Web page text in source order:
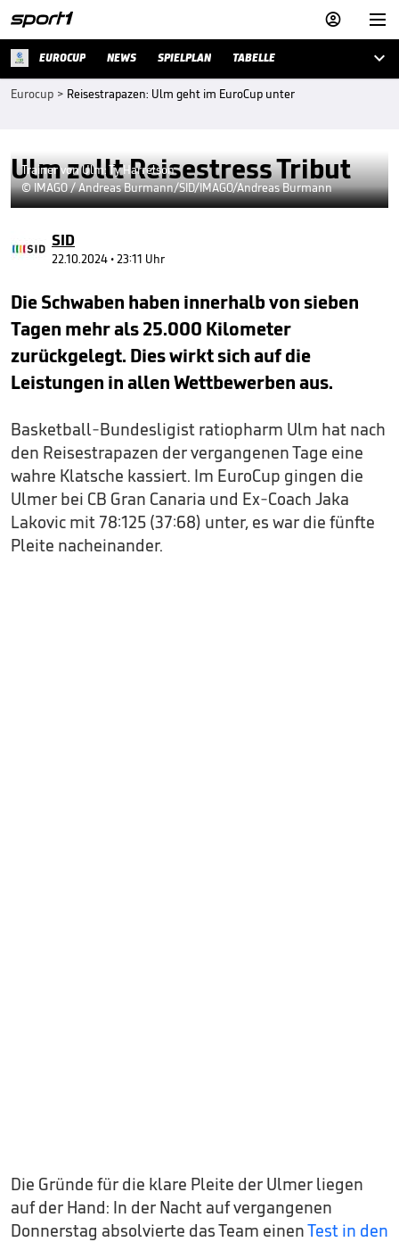


EUROCUP NEWS SPIELPLAN TABELLE 
Eurocup > Reisestrapazen: Ulm geht im EuroCup unter
Ulm zollt Reisestress Tribut
Trainer von Ulm: Ty Harrelson
© IMAGO / Andreas Burmann/SID/IMAGO/Andreas Burmann
SID
22.10.2024 • 23:11 Uhr
Die Schwaben haben innerhalb von sieben
Tagen mehr als 25.000 Kilometer
zurückgelegt. Dies wirkt sich auf die
Leistungen in allen Wettbewerben aus.
Basketball-Bundesligist ratiopharm Ulm hat nach
den Reisestrapazen der vergangenen Tage eine
wahre Klatsche kassiert. Im EuroCup gingen die
Ulmer bei CB Gran Canaria und Ex-Coach Jaka
Lakovic mit 78:125 (37:68) unter, es war die fünfte
Pleite nacheinander.
Die Gründe für die klare Pleite der Ulmer liegen
auf der Hand: In der Nacht auf vergangenen
Donnerstag absolvierte das Team einenTest in den